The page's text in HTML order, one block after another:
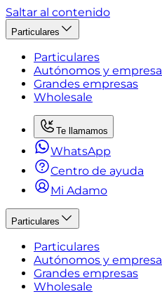
Saltar al contenido
Particulares
Particulares
Autónomos y
Grandes empresas
Wholesale
Te llamamos
WhatsApp
Centro de ayuda
Mi Adamo
Particulares
Particulares
Autónomos y
Grandes empresas
Wholesale